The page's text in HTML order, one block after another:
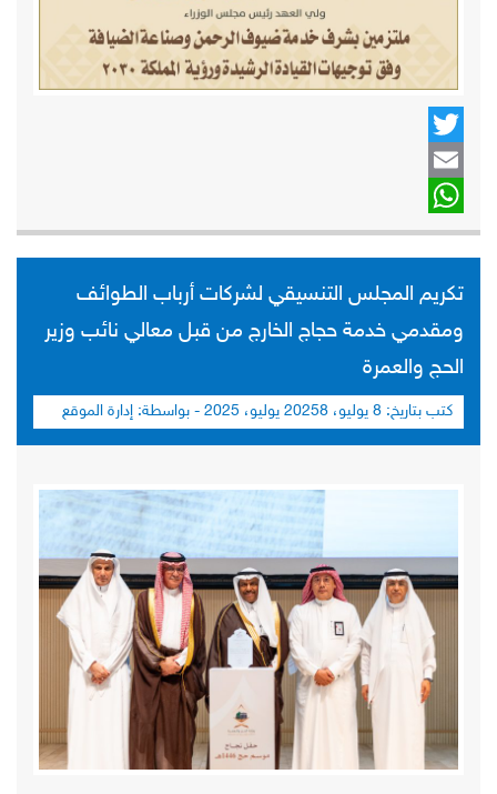
Twitter
Email
WhatsApp
تكريم المجلس التنسيقي لشركات أرباب الطوائف
ومقدمي خدمة حجاج الخارج من قبل معالي نائب وزير
الحج والعمرة
كتب بتاريخ: 8 يوليو، 2025 8 يوليو، 2025 - بواسطة: إدارة الموقع